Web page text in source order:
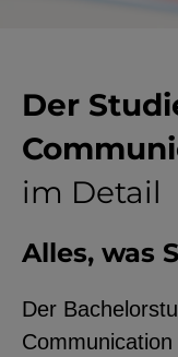
Der
im Detail
Alles, was
Der